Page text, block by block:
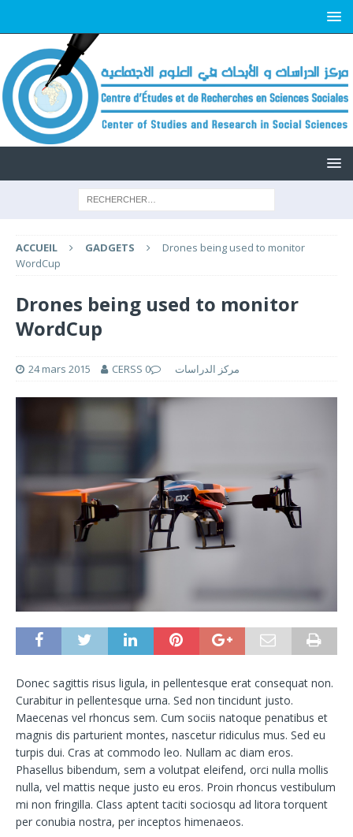
ACCUEIL GADGETS
Drones being used to monitor
WordCup
Drones being used to monitor
WordCup
24 mars 2015 CERSS مركز الدراسات 0
Donec sagittis risus ligula, in pellentesque erat consequat non.
Curabitur in pellentesque urna. Sed non tincidunt justo.
Maecenas vel rhoncus sem. Cum sociis natoque penatibus et
magnis dis parturient montes, nascetur ridiculus mus. Sed eu
turpis dui. Cras at commodo leo. Nullam ac diam eros.
Phasellus bibendum, sem a volutpat eleifend, orci nulla mollis
nulla, vel mattis neque justo eu eros. Proin rhoncus vestibulum
mi non fringilla. Class aptent taciti sociosqu ad litora torquent
per conubia nostra, per inceptos himenaeos.